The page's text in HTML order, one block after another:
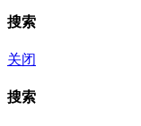
搜索
关闭
搜索